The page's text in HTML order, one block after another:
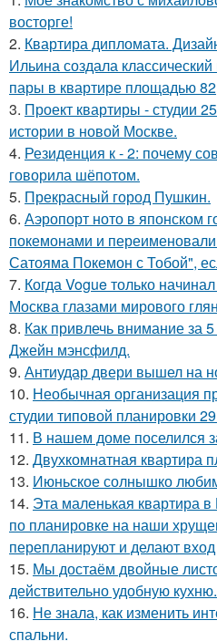
восторге!
2. Квартира дипломата.
Ильина создала
пары в квартире площадью
3. Проект квартиры - студии
истории в новой Москве.
4. Резиденция к - 2: почему
говорила шёпотом.
5. Прекрасный город Пушкин.
6. Аэропорт ното в японском
покемонами и
Сатояма Покемон с Тобой",
7. Когда Vogue только
Москва глазами мирового
8. Как привлечь внимание за
Джейн мэнсфилд.
9. Антиудар двери вышел на
10. Необычная организация
студии типовой планировки
11. В нашем доме поселился
12. Двухкомнатная квартира
13. Июньское солнышко
14. Эта маленькая квартира
по планировке на наши
перепланируют и делают
15. Мы достаём двойные
действительно удобную кухню.
16. Не знала, как изменить
спальни.